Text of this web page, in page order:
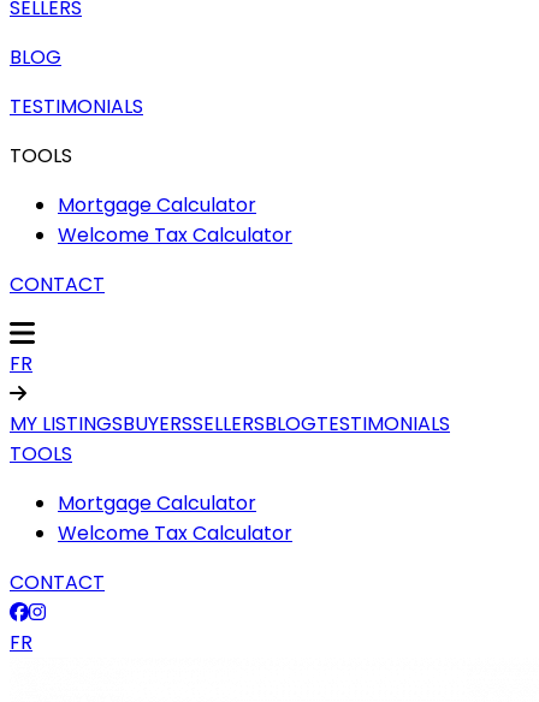
SELLERS
BLOG
TESTIMONIALS
TOOLS
Mortgage Calculator
Welcome Tax Calculator
CONTACT
FR
MY LISTINGSBUYERSSELLERSBLOGTESTIMONIALS
TOOLS
Mortgage Calculator
Welcome Tax Calculator
CONTACT
FR